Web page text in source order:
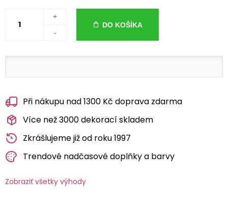
+
-
DO KOŠÍKA
Při nákupu nad 1300 Kč doprava zdarma
Více než 3000 dekorací skladem
Zkrášlujeme již od roku 1997
Trendové nadčasové doplňky a barvy
Zobraziť všetky výhody